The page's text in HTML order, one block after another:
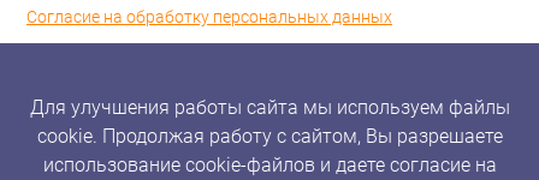
Согласие на обработку персональных данных
Для улучшения работы сайта мы используем файлы
cookie. Продолжая работу с сайтом, Вы разрешаете
использование cookie-файлов и даете согласие на